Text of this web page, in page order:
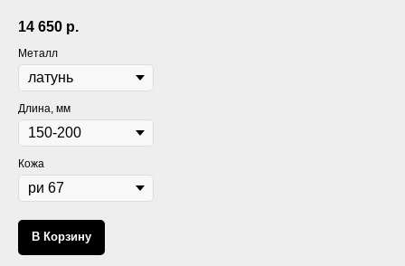
14 650 р.
Металл
Длина, мм
Кожа
В Корзину